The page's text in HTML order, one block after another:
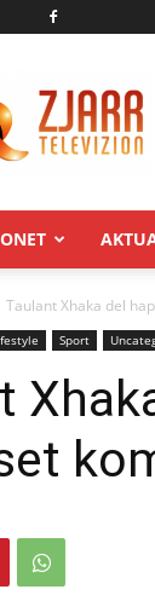
Taulant Xhaka del
Sport